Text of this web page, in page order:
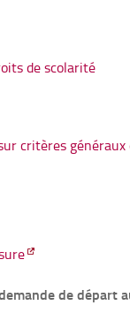
de scolarité
critères généraux
de départ